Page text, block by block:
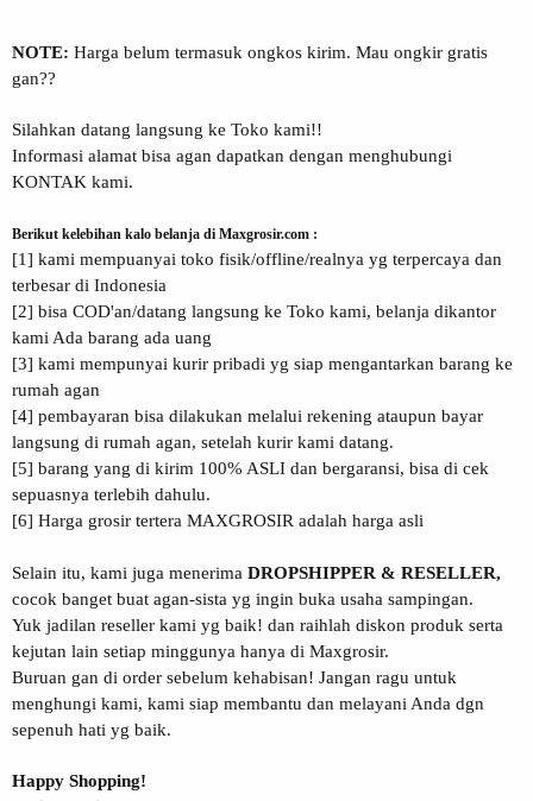
NOTE: Harga belum termasuk ongkos kirim. Mau ongkir gratis
gan??
Silahkan datang langsung ke Toko kami!!
Informasi alamat bisa agan dapatkan dengan menghubungi
KONTAK kami.
Berikut kelebihan kalo belanja di Maxgrosir.com :
[1] kami mempuanyai toko fisik/offline/realnya yg terpercaya dan
terbesar di Indonesia
[2] bisa COD'an/datang langsung ke Toko kami, belanja dikantor
kami Ada barang ada uang
[3] kami mempunyai kurir pribadi yg siap mengantarkan barang ke
rumah agan
[4] pembayaran bisa dilakukan melalui rekening ataupun bayar
langsung di rumah agan, setelah kurir kami datang.
[5] barang yang di kirim 100% ASLI dan bergaransi, bisa di cek
sepuasnya terlebih dahulu.
[6] Harga grosir tertera MAXGROSIR adalah harga asli
Selain itu, kami juga menerima DROPSHIPPER & RESELLER,
cocok banget buat agan-sista yg ingin buka usaha sampingan.
Yuk jadilan reseller kami yg baik! dan raihlah diskon produk serta
kejutan lain setiap minggunya hanya di Maxgrosir.
Buruan gan di order sebelum kehabisan! Jangan ragu untuk
menghungi kami, kami siap membantu dan melayani Anda dgn
sepenuh hati yg baik.
Happy Shopping!